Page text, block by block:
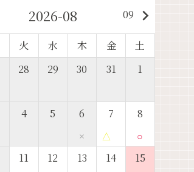
2026-08 09 keyboard_arrow_right
火 水 木 金
土
28 29 30 31 1
4 5 6
×
7
△
8
○
11 12 13 14 15